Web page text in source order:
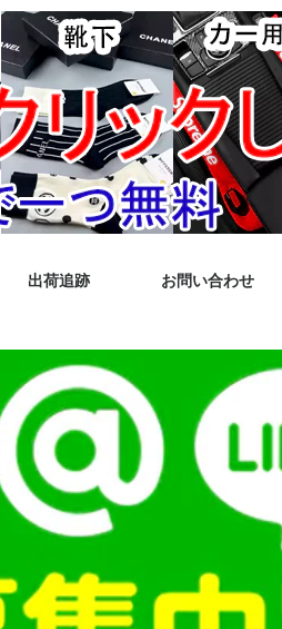
出荷追跡 お問い合わせ